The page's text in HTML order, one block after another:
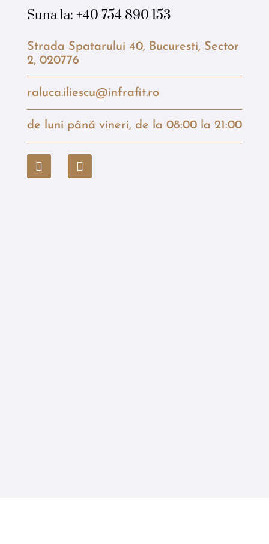
Suna la: +40 754 890 153
Strada Spatarului 40, Bucuresti, Sector
2, 020776
raluca.iliescu@infrafit.ro
de luni până vineri, de la 08:00 la 21:00